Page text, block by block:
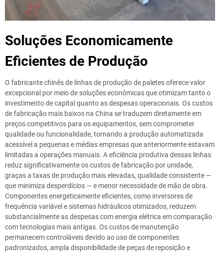
Soluções Economicamente
Eficientes de Produção
O fabricante chinês de linhas de produção de paletes oferece valor
excepcional por meio de soluções econômicas que otimizam tanto o
investimento de capital quanto as despesas operacionais. Os custos
de fabricação mais baixos na China se traduzem diretamente em
preços competitivos para os equipamentos, sem comprometer
qualidade ou funcionalidade, tornando a produção automatizada
acessível a pequenas e médias empresas que anteriormente estavam
limitadas a operações manuais. A eficiência produtiva dessas linhas
reduz significativamente os custos de fabricação por unidade,
graças a taxas de produção mais elevadas, qualidade consistente —
que minimiza desperdícios — e menor necessidade de mão de obra.
Componentes energeticamente eficientes, como inversores de
frequência variável e sistemas hidráulicos otimizados, reduzem
substancialmente as despesas com energia elétrica em comparação
com tecnologias mais antigas. Os custos de manutenção
permanecem controláveis devido ao uso de componentes
padronizados, ampla disponibilidade de peças de reposição e